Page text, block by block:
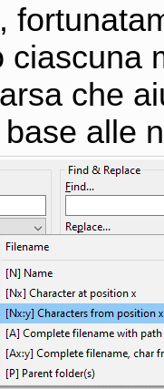
ciascuna
che
alle